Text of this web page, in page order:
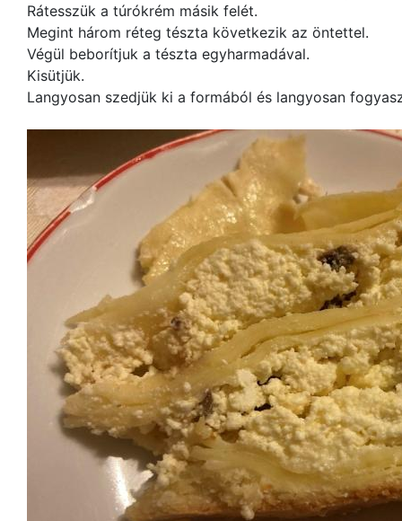
Rátesszük a túrókrém másik felét.
Megint három réteg tészta következik az öntettel.
Végül beborítjuk a tészta egyharmadával.
Kisütjük.
Langyosan szedjük ki a formából és langyosan